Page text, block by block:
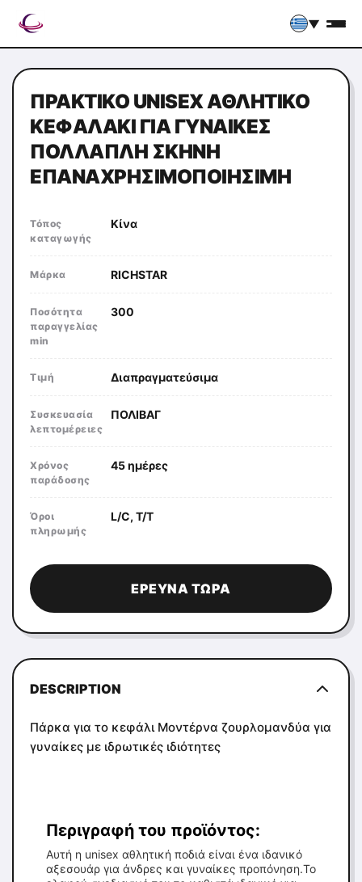
▼
ΠΡΑΚΤΙΚΌ UNISEX ΑΘΛΗΤΙΚΌ
ΚΕΦΑΛΆΚΙ ΓΙΑ ΓΥΝΑΊΚΕΣ
ΠΟΛΛΑΠΛΉ ΣΚΗΝΉ
ΕΠΑΝΑΧΡΗΣΙΜΟΠΟΙΉΣΙΜΗ
Τόπος
καταγωγής
Κίνα
Μάρκα RICHSTAR
Ποσότητα
παραγγελίας
min
300
Τιμή Διαπραγματεύσιμα
Συσκευασία
λεπτομέρειες
ΠΟΛΙΒΑΓ
Χρόνος
παράδοσης
45 ημέρες
Όροι
πληρωμής
L/C, T/T
ΈΡΕΥΝΑ ΤΏΡΑ
DESCRIPTION
Πάρκα για το κεφάλι Μοντέρνα ζουρλομανδύα για
γυναίκες με ιδρωτικές ιδιότητες
Περιγραφή του προϊόντος:
Αυτή η unisex αθλητική ποδιά είναι ένα ιδανικό
αξεσουάρ για άνδρες και γυναίκες προπόνηση.Το